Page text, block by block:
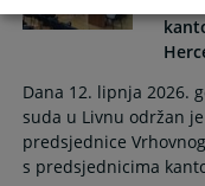
Dana 12. lipnja 2026.
suda u Livnu održan
predsjednice
s predsjednicima